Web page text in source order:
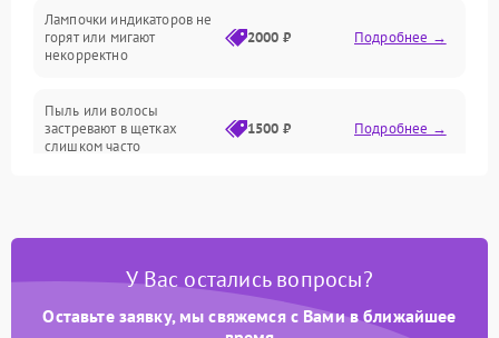
Батарея
Программные сбои
Лампочки индикаторов не
горят или мигают
некорректно
2000 ₽ Подробнее →
Пыль или волосы
застревают в щетках
слишком часто
1500 ₽ Подробнее →
У Вас остались вопросы?
Оставьте заявку, мы свяжемся с Вами в ближайшее